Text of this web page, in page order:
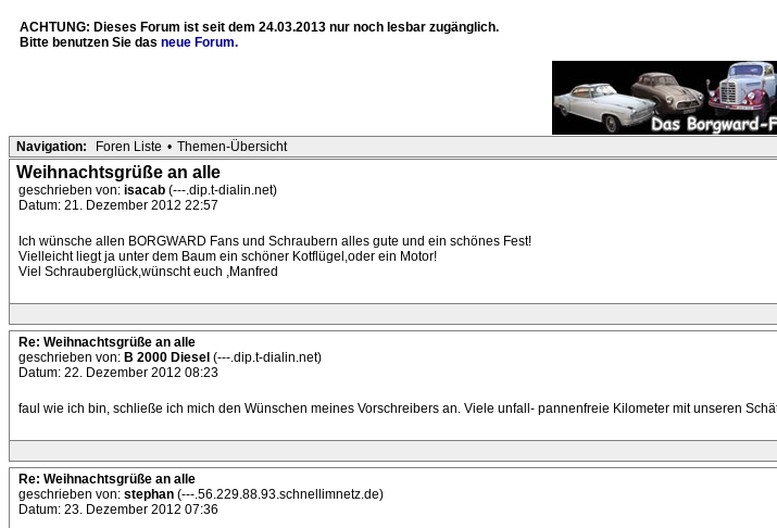
ACHTUNG: Dieses Forum ist seit dem 24.03.2013 nur noch lesbar zugänglich.
Bitte benutzen Sie das neue Forum.
Navigation: Foren Liste • Themen-Übersicht
Weihnachtsgrüße an alle
geschrieben von: isacab (---.dip.t-dialin.net)
Datum: 21. Dezember 2012 22:57
Ich wünsche allen BORGWARD Fans und Schraubern alles gute und ein schönes Fest!
Vielleicht liegt ja unter dem Baum ein schöner Kotflügel,oder ein Motor!
Viel Schrauberglück,wünscht euch ,Manfred
Re: Weihnachtsgrüße an alle
geschrieben von: B 2000 Diesel (---.dip.t-dialin.net)
Datum: 22. Dezember 2012 08:23
faul wie ich bin, schließe ich mich den Wünschen meines Vorschreibers an. Viele unfall- pannenfreie Kilometer mit unseren
Re: Weihnachtsgrüße an alle
geschrieben von: stephan (---.56.229.88.93.schnellimnetz.de)
Datum: 23. Dezember 2012 07:36